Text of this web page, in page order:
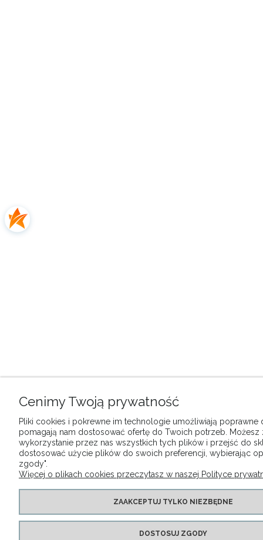
Cenimy Twoją prywatność
Pliki cookies i pokrewne im technologie umożliwiają poprawne
pomagają nam dostosować ofertę do Twoich potrzeb. Możesz
wykorzystanie przez nas wszystkich tych plików i przejść do
dostosować użycie plików do swoich preferencji, wybierając
zgody".
Więcej o plikach cookies przeczytasz w naszej Polityce
ZAAKCEPTUJ TYLKO NIEZBĘDNE
DOSTOSUJ ZGODY